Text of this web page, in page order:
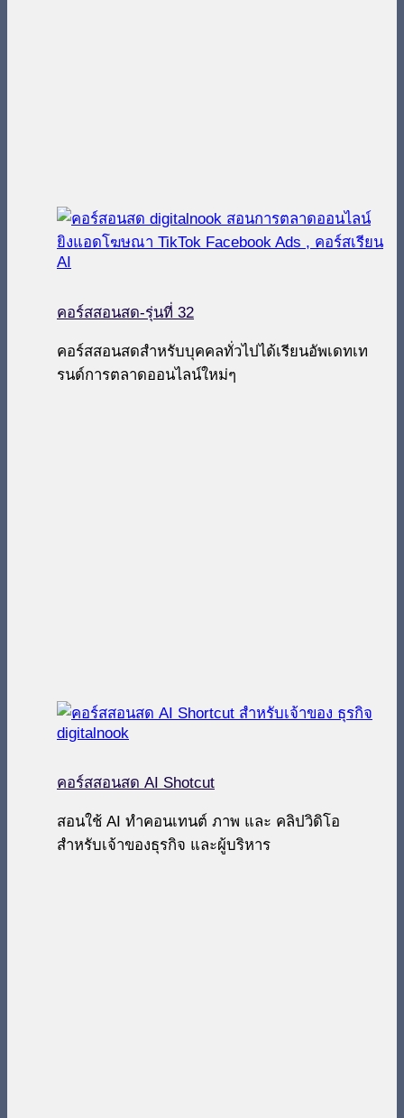
คอร์สสอนสด-รุ่นที่ 32
คอร์สสอนสดสำหรับบุคคลทั่วไปได้เรียนอัพเดทเท
รนด์การตลาดออนไลน์ใหม่ๆ
คอร์สสอนสด AI Shotcut
สอนใช้ AI ทำคอนเทนต์ ภาพ และ คลิปวิดิโอ
สำหรับเจ้าของธุรกิจ และผู้บริหาร